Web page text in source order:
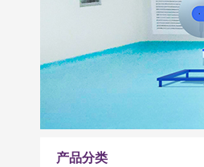
产品分类